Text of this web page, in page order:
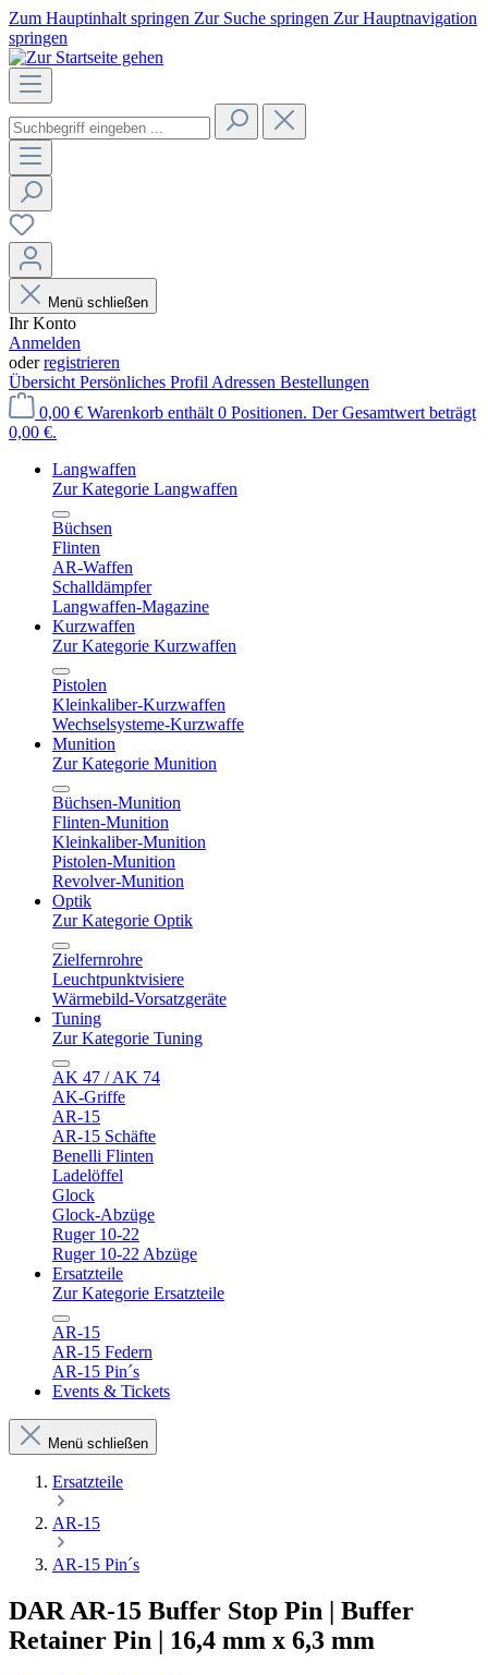
Zum Hauptinhalt springen Zur Suche springen Zur Hauptnavigation
springen
Menü schließen
Ihr Konto
Anmelden
oderregistrieren
Übersicht Persönliches Profil Adressen Bestellungen
0,00 € Warenkorb enthält 0 Positionen. Der Gesamtwert beträgt
0,00 €.
Langwaffen
Zur Kategorie Langwaffen
Büchsen
Flinten
AR-Waffen
Schalldämpfer
Langwaffen-Magazine
Kurzwaffen
Zur Kategorie Kurzwaffen
Pistolen
Kleinkaliber-Kurzwaffen
Wechselsysteme-Kurzwaffe
Munition
Zur Kategorie Munition
Büchsen-Munition
Flinten-Munition
Kleinkaliber-Munition
Pistolen-Munition
Revolver-Munition
Optik
Zur Kategorie Optik
Zielfernrohre
Leuchtpunktvisiere
Wärmebild-Vorsatzgeräte
Tuning
Zur Kategorie Tuning
AK 47 / AK 74
AK-Griffe
AR-15
AR-15 Schäfte
Benelli Flinten
Ladelöffel
Glock
Glock-Abzüge
Ruger 10-22
Ruger 10-22 Abzüge
Ersatzteile
Zur Kategorie Ersatzteile
AR-15
AR-15 Federn
AR-15 Pin´s
Events & Tickets
Menü schließen
Ersatzteile
AR-15
AR-15 Pin´s
DAR AR-15 Buffer Stop Pin | Buffer
Retainer Pin | 16,4 mm x 6,3 mm